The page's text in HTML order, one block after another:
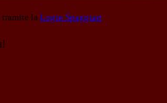
tramite la Login Spaggiari